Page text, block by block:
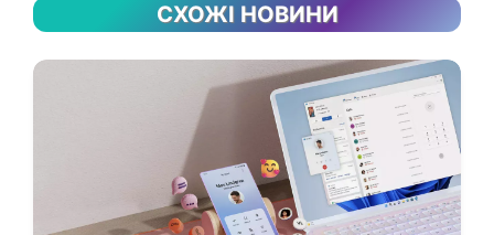
СХОЖІ НОВИНИ